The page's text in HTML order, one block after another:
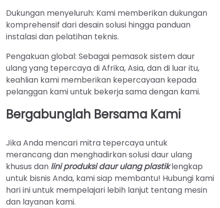
Dukungan menyeluruh: Kami memberikan dukungan
komprehensif dari desain solusi hingga panduan
instalasi dan pelatihan teknis.
Pengakuan global: Sebagai pemasok sistem daur
ulang yang tepercaya di Afrika, Asia, dan di luar itu,
keahlian kami memberikan kepercayaan kepada
pelanggan kami untuk bekerja sama dengan kami.
Bergabunglah Bersama Kami
Jika Anda mencari mitra tepercaya untuk
merancang dan menghadirkan solusi daur ulang
khusus dan lini produksi daur ulang plastiklengkap
untuk bisnis Anda, kami siap membantu! Hubungi kami
hari ini untuk mempelajari lebih lanjut tentang mesin
dan layanan kami.